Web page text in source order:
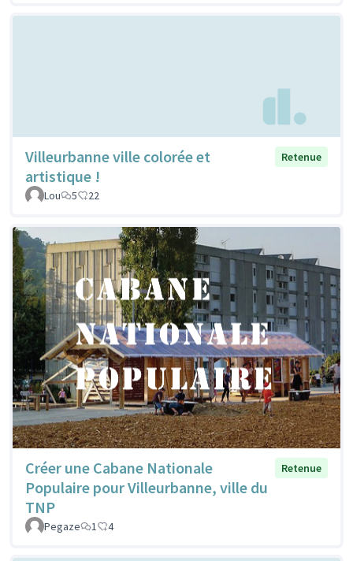
Villeurbanne ville colorée et
artistique !
Retenue
Lou 5 22
Créer une Cabane Nationale
Populaire pour Villeurbanne, ville du
TNP
Retenue
Pegaze 1 4